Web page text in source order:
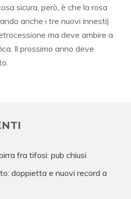
sicura, però, è che la rosa
anche i tre nuovi innesti)
ma deve ambire a
Il prossimo anno deve
fra tifosi: pub chiusi
doppietta e nuovi record a